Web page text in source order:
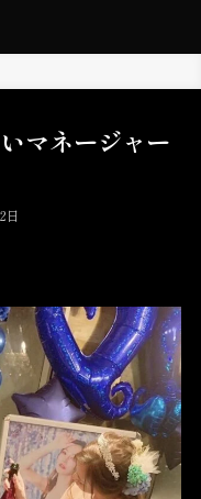
マネージャー
日